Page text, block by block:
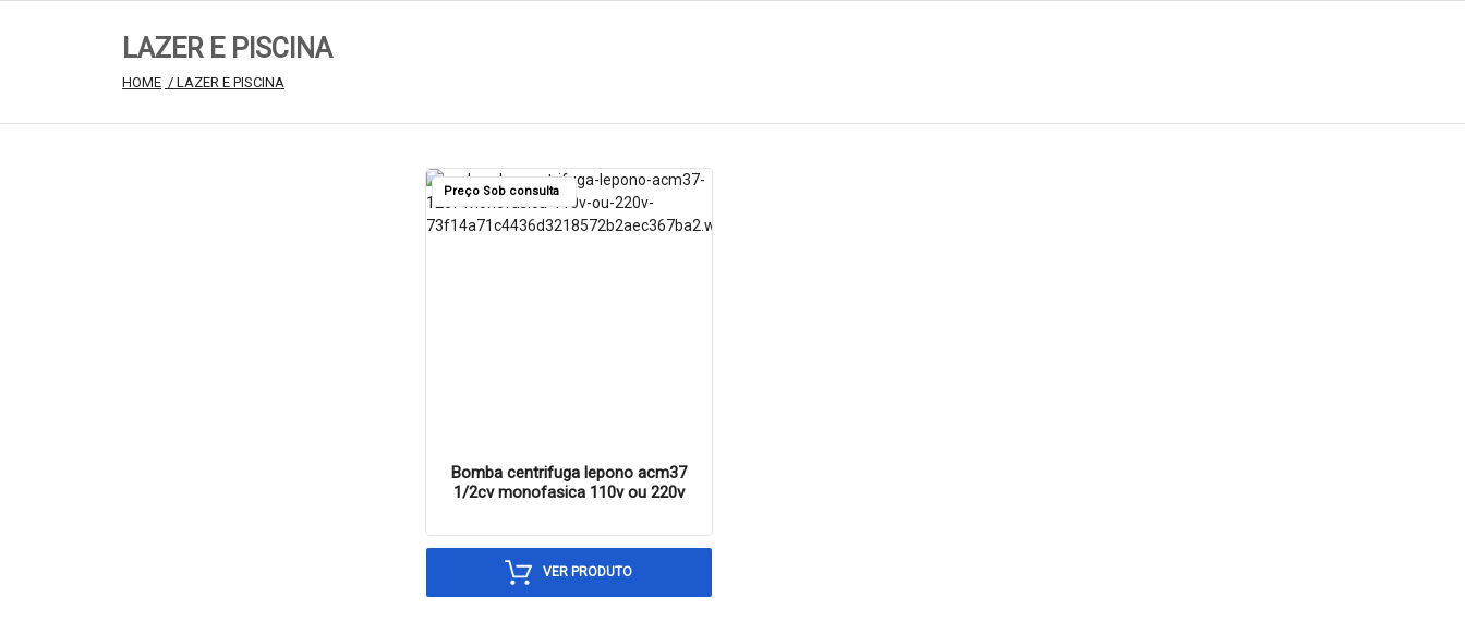
LAZER E PISCINA
HOME / LAZER E PISCINA
Preço Sob consulta
Bomba centrifuga lepono acm37
1/2cv monofasica 110v ou 220v
VER PRODUTO